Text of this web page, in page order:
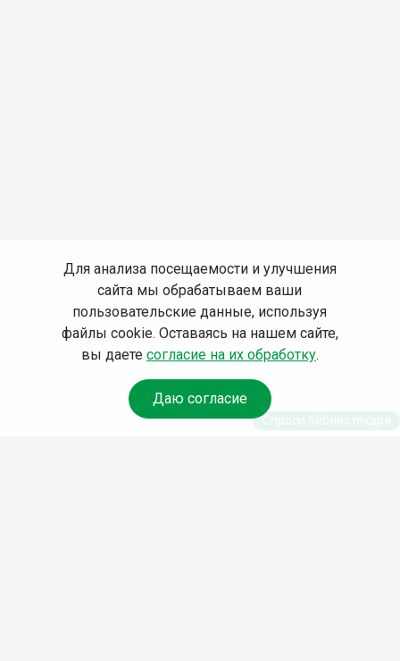
Для анализа посещаемости и улучшения
сайта мы обрабатываем ваши
пользовательские данные, используя
файлы cookie. Оставаясь на нашем сайте,
вы даете согласие на их обработку.
Даю согласие
Спроси библиотекаря